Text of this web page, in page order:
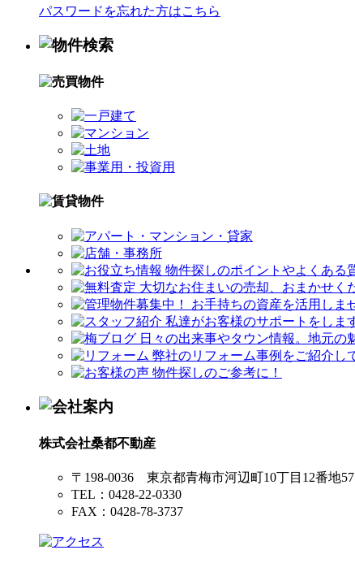
パスワードを忘れた方はこちら
株式会社桑都不動産
〒198-0036 東京都青梅市河辺町10丁目12番地57
TEL：0428-22-0330
FAX：0428-78-3737